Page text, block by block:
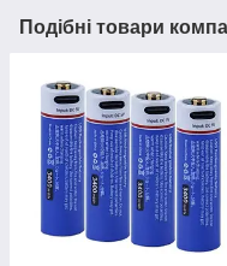
Подібні товари